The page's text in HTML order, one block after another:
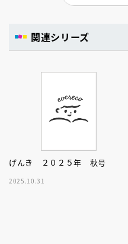
関連シリーズ
げんき ２０２５年 秋号
2025.10.31